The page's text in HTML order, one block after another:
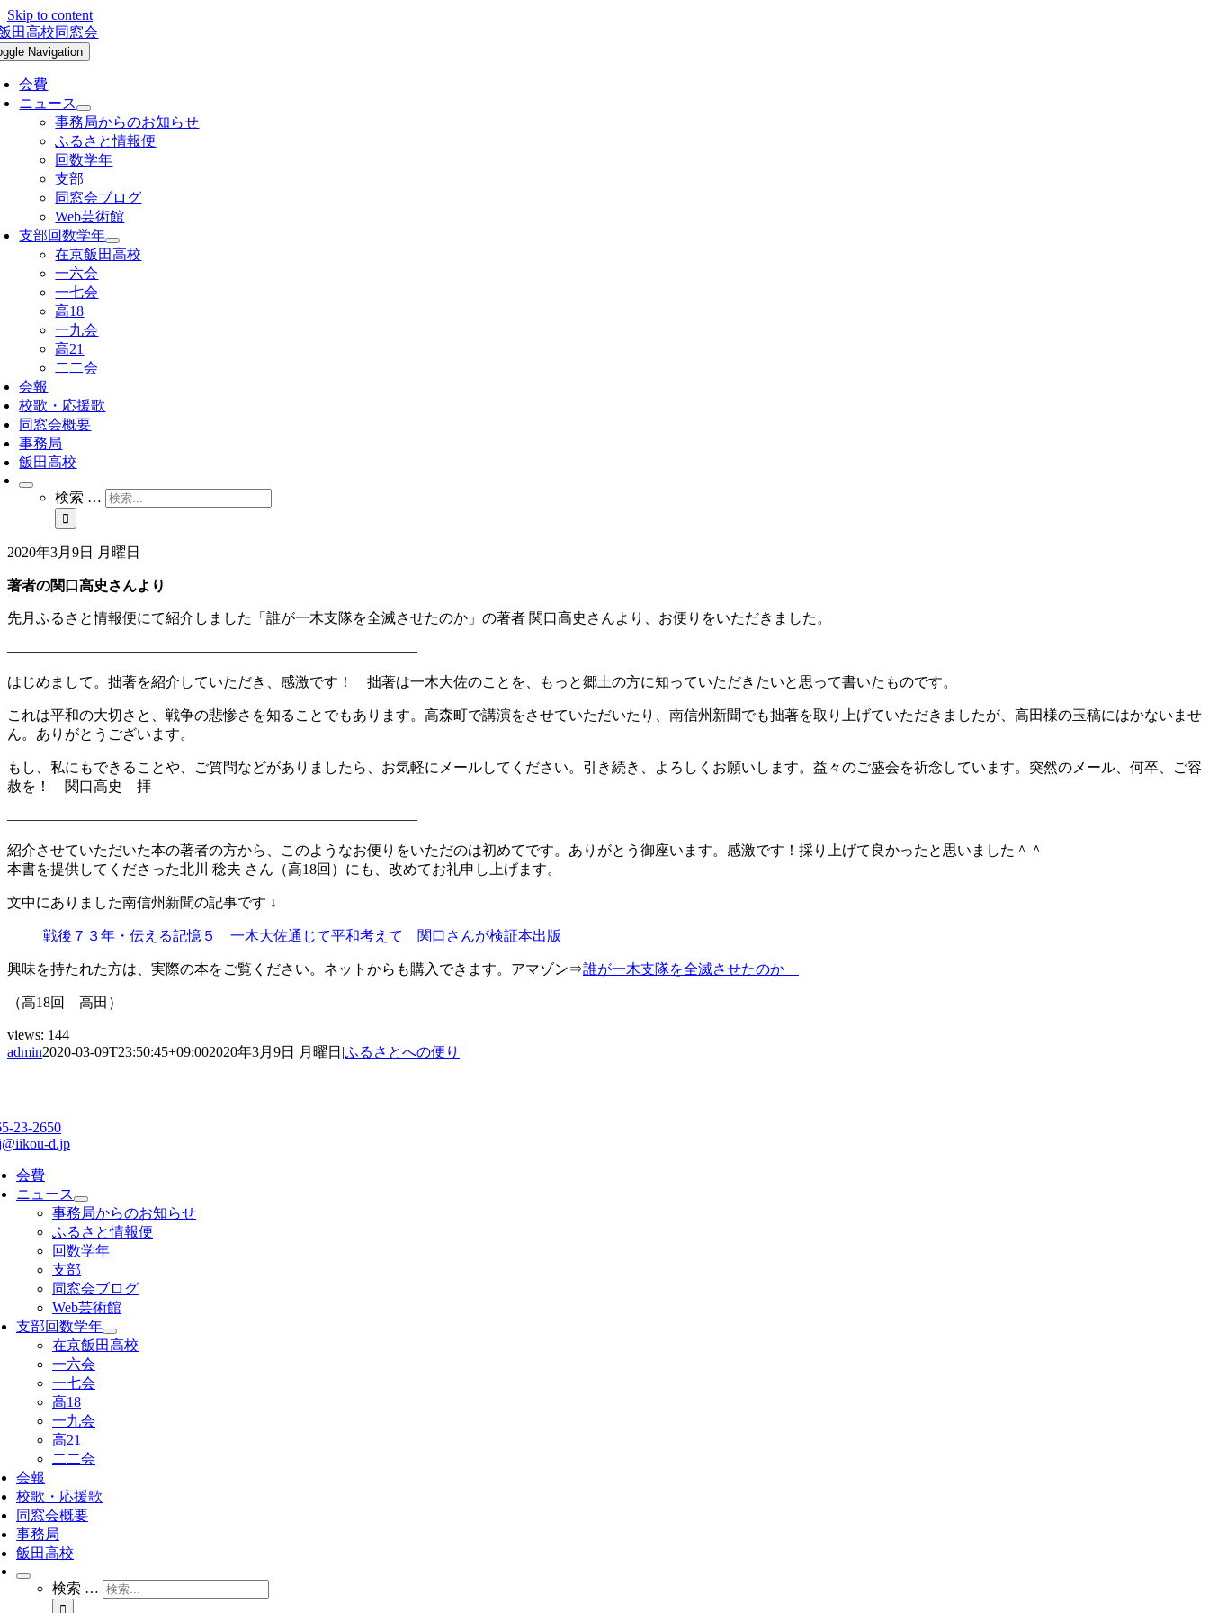
Skip to content
Navigation
会費
ニュース
事務局からのお知らせ
ふるさと情報便
回数学年
支部
同窓会ブログ
Web芸術館
支部回数学年
在京飯田高校
一六会
一七会
高18
一九会
高21
二二会
会報
校歌・応援歌
同窓会概要
事務局
飯田高校
検索 …
2020年3月9日 月曜日
著者の関口高史さんより
先月ふるさと情報便にて紹介しました「誰が一木支隊を全滅させたのか」の著者 関口高史さんより、お便りをいただきました。
————————————————————————————–
はじめまして。拙著を紹介していただき、感激です！ 拙著は一木大佐のことを、もっと郷土の方に知っていただきたいと思って書いたものです。
これは平和の大切さと、戦争の悲惨さを知ることでもあります。高森町で講演をさせていただいたり、南信州新聞でも拙著を取り上げていただきましたが、高田様の玉稿にはかないませ
ん。ありがとうございます。
もし、私にもできることや、ご質問などがありましたら、お気軽にメールしてください。引き続き、よろしくお願いします。益々のご盛会を祈念しています。突然のメール、何卒、ご容
赦を！ 関口高史 拝
————————————————————————————–
紹介させていただいた本の著者の方から、このようなお便りをいただのは初めてです。ありがとう御座います。感激です！採り上げて良かったと思いました＾＾
本書を提供してくださった北川 稔夫 さん（高18回）にも、改めてお礼申し上げます。
文中にありました南信州新聞の記事です ↓
戦後７３年・伝える記憶５ 一木大佐通じて平和考えて 関口さんが検証本出版
興味を持たれた方は、実際の本をご覧ください。ネットからも購入できます。アマゾン⇒誰が一木支隊を全滅させたのか
（高18回 高田）
views: 144
admin2020-03-09T23:50:45+09:002020年3月9日 月曜日 |ふるさとへの便り |
23-2650
d.jp
会費
ニュース
事務局からのお知らせ
ふるさと情報便
回数学年
支部
同窓会ブログ
Web芸術館
支部回数学年
在京飯田高校
一六会
一七会
高18
一九会
高21
二二会
会報
校歌・応援歌
同窓会概要
事務局
飯田高校
検索 …